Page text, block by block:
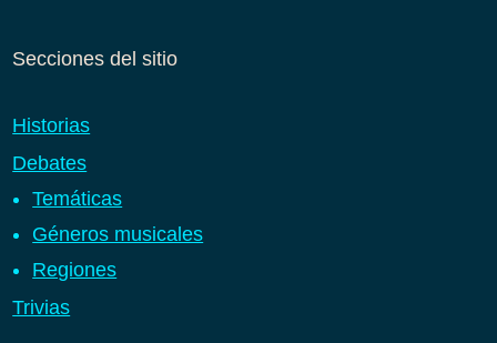
Secciones del sitio
Historias
Debates
Temáticas
Géneros musicales
Regiones
Trivias